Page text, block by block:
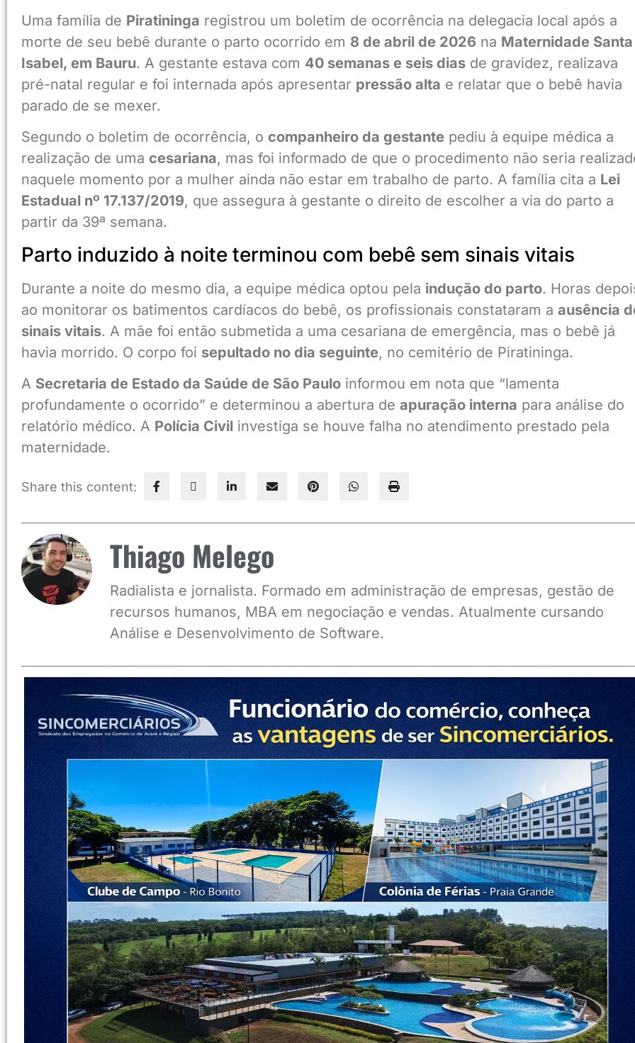
Uma família de Piratininga registrou um boletim de ocorrência na delegacia local após a
morte de seu bebê durante o parto ocorrido em 8 de abril de 2026 na Maternidade Santa
Isabel, em Bauru. A gestante estava com 40 semanas e seis dias de gravidez, realizava
pré-natal regular e foi internada após apresentar pressão alta e relatar que o bebê havia
parado de se mexer.
Segundo o boletim de ocorrência, o companheiro da gestante pediu à equipe médica a
realização de uma cesariana, mas foi informado de que o procedimento não seria
naquele momento por a mulher ainda não estar em trabalho de parto. A família cita a Lei
Estadual nº 17.137/2019, que assegura à gestante o direito de escolher a via do parto a
partir da 39ª semana.
Parto induzido à noite terminou com bebê sem sinais vitais
Durante a noite do mesmo dia, a equipe médica optou pela indução do parto. Horas
ao monitorar os batimentos cardíacos do bebê, os profissionais constataram a ausência
sinais vitais. A mãe foi então submetida a uma cesariana de emergência, mas o bebê já
havia morrido. O corpo foi sepultado no dia seguinte, no cemitério de Piratininga.
A Secretaria de Estado da Saúde de São Paulo informou em nota que “lamenta
profundamente o ocorrido” e determinou a abertura de apuração interna para análise do
relatório médico. A Polícia Civil investiga se houve falha no atendimento prestado pela
maternidade.
Share this content:
Thiago Melego
Radialista e jornalista. Formado em administração de empresas, gestão de
recursos humanos, MBA em negociação e vendas. Atualmente cursando
Análise e Desenvolvimento de Software.